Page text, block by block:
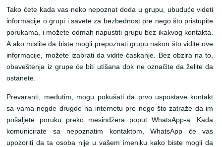
Tako ćete kada vas neko nepoznat doda u grupu, ubuduće videti
informacije o grupi i savete za bezbednost pre nego što pristupite
porukama, i možete odmah napustiti grupu bez ikakvog kontakta.
A ako mislite da biste mogli prepoznati grupu nakon što vidite ove
informacije, možete izabrati da vidite ćaskanje. Bez obzira na to,
obaveštenja iz grupe će biti utišana dok ne označite da želite da
ostanete.
Prevaranti, međutim, mogu pokušati da prvo uspostave kontakt
sa vama negde drugde na internetu pre nego što zatraže da im
pošaljete poruku preko mesindžera poput WhatsApp-a. Kada
komunicirate sa nepoznatim kontaktom, WhatsApp će vas
upozoriti da ta osoba nije u vašem imeniku kako biste mogli da